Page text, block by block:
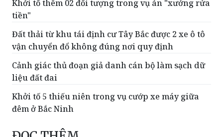
Bộ Công an khám xét khẩn cấp nơi ở của Huấn
Hoa Hồng
Khởi tố thêm 02 đối tượng trong vụ án "xưởng rửa
tiền"
Đất thải từ khu tái định cư Tây Bắc được 2 xe ô tô
vận chuyển đổ không đúng nơi quy định
Cảnh giác thủ đoạn giả danh cán bộ làm sạch dữ
liệu đất đai
Khởi tố 5 thiếu niên trong vụ cướp xe máy giữa